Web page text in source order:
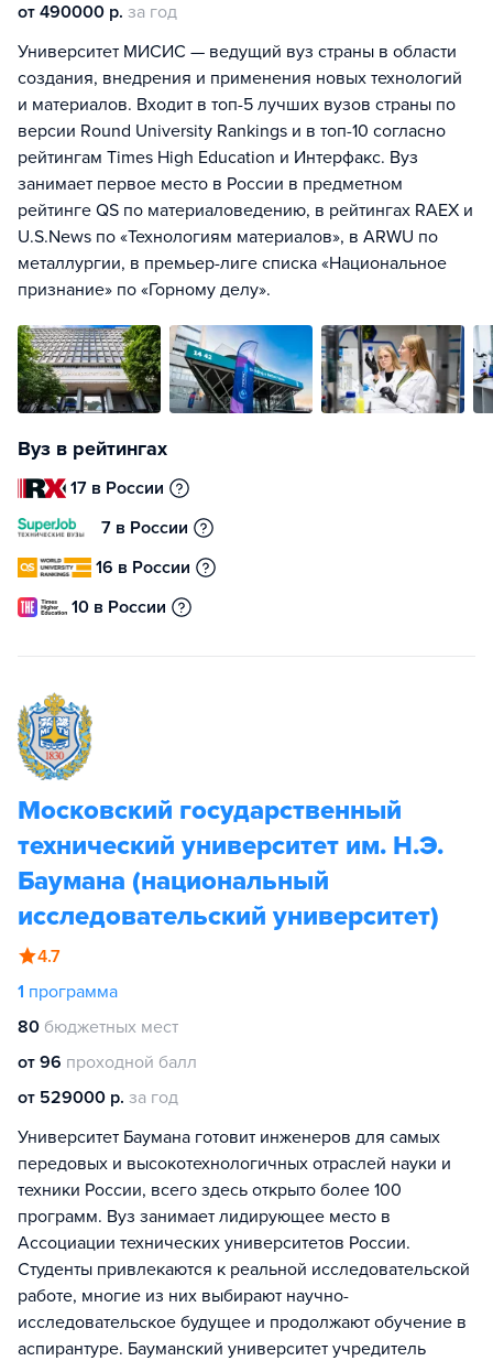
от 490000 р. за год
Университет МИСИС — ведущий вуз страны в области
создания, внедрения и применения новых технологий
и материалов. Входит в топ-5 лучших вузов страны по
версии Round University Rankings и в топ-10 согласно
рейтингам Times High Education и Интерфакс. Вуз
занимает первое место в России в предметном
рейтинге QS по материаловедению, в рейтингах RAEX и
U.S.News по «Технологиям материалов», в ARWU по
металлургии, в премьер-лиге списка «Национальное
признание» по «Горному делу».
Вуз в рейтингах
17 в России
7 в России
16 в России
10 в России
Московский государственный
технический университет им. Н.Э.
Баумана (национальный
исследовательский университет)
4.7
1 программа
80 бюджетных мест
от 96 проходной балл
от 529000 р. за год
Университет Баумана готовит инженеров для самых
передовых и высокотехнологичных отраслей науки и
техники России, всего здесь открыто более 100
программ. Вуз занимает лидирующее место в
Ассоциации технических университетов России.
Студенты привлекаются к реальной исследовательской
работе, многие из них выбирают научно-
исследовательское будущее и продолжают обучение в
аспирантуре. Бауманский университет учредитель